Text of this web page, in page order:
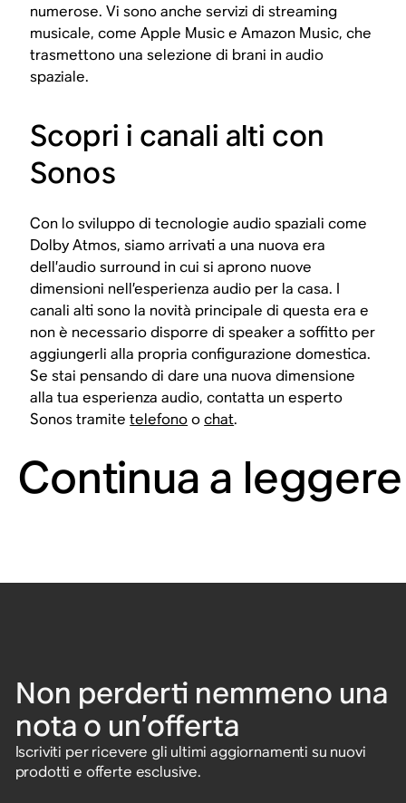
numerose. Vi sono anche servizi di streaming
musicale, come Apple Music e Amazon Music, che
trasmettono una selezione di brani in audio
spaziale.
Scopri i canali alti con
Sonos
Con lo sviluppo di tecnologie audio spaziali come
Dolby Atmos, siamo arrivati a una nuova era
dell’audio surround in cui si aprono nuove
dimensioni nell’esperienza audio per la casa. I
canali alti sono la novità principale di questa era e
non è necessario disporre di speaker a soffitto per
aggiungerli alla propria configurazione domestica.
Se stai pensando di dare una nuova dimensione
alla tua esperienza audio, contatta un esperto
Sonos tramitetelefonoochat.
Continua a leggere
Non perderti nemmeno una
nota o un’offerta
Iscriviti per ricevere gli ultimi aggiornamenti su nuovi
prodotti e offerte esclusive.